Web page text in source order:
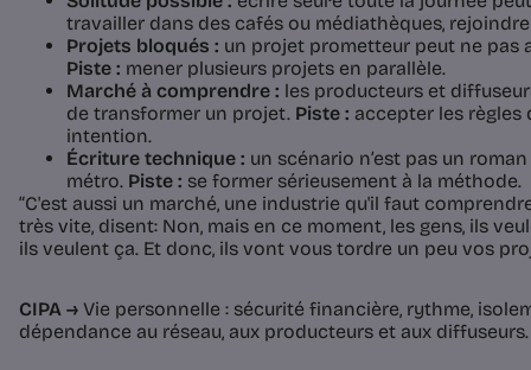
travailler dans des cafés ou médiathèques,
Projets bloqués : un projet prometteur peut ne pas
Piste : mener plusieurs projets en parallèle.
Marché à comprendre : les producteurs et
de transformer un projet. Piste : accepter les règles
intention.
Écriture technique : un scénario n’est pas un
métro. Piste : se former sérieusement à la méthode.
“C'est aussi un marché, une industrie qu'il faut
très vite, disent: Non, mais en ce moment, les gens, ils
ils veulent ça. Et donc, ils vont vous tordre un peu vos
CIPA → Vie personnelle : sécurité financière, rythme,
dépendance au réseau, aux producteurs et aux diffuseurs.